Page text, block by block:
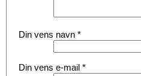
Din vens navn *
Din vens e-mail *